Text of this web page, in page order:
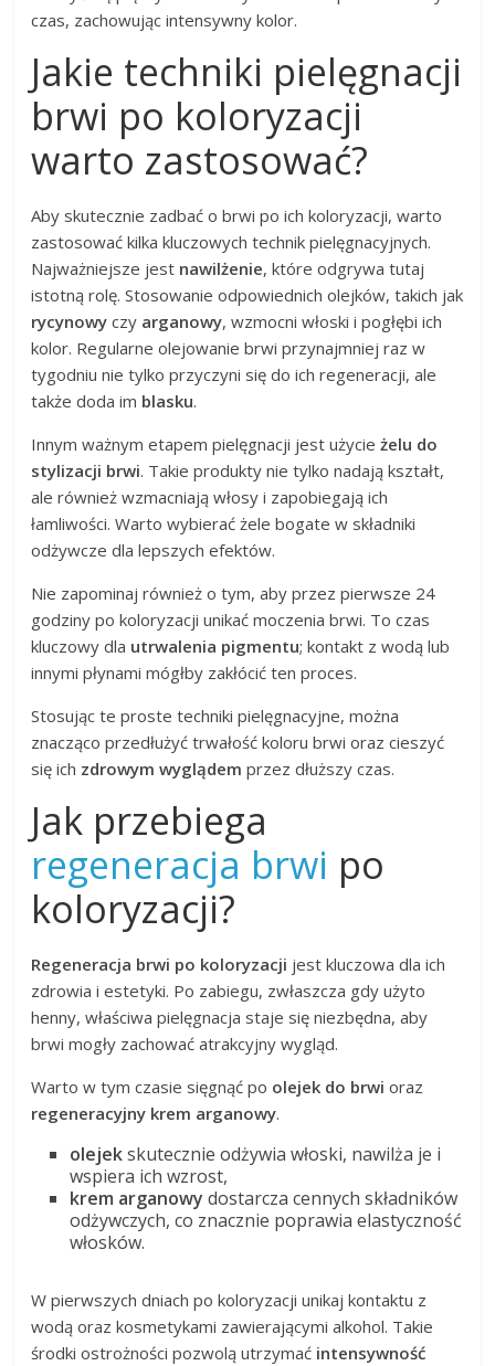
czas, zachowując intensywny kolor.
Jakie techniki pielęgnacji
brwi po koloryzacji
warto zastosować?
Aby skutecznie zadbać o brwi po ich koloryzacji, warto
zastosować kilka kluczowych technik pielęgnacyjnych.
Najważniejsze jest nawilżenie, które odgrywa tutaj
istotną rolę. Stosowanie odpowiednich olejków, takich jak
rycynowy czy arganowy, wzmocni włoski i pogłębi ich
kolor. Regularne olejowanie brwi przynajmniej raz w
tygodniu nie tylko przyczyni się do ich regeneracji, ale
także doda im blasku.
Innym ważnym etapem pielęgnacji jest użycieżelu do
stylizacji brwi. Takie produkty nie tylko nadają kształt,
ale również wzmacniają włosy i zapobiegają ich
łamliwości. Warto wybierać żele bogate w składniki
odżywcze dla lepszych efektów.
Nie zapominaj również o tym, aby przez pierwsze 24
godziny po koloryzacji unikać moczenia brwi. To czas
kluczowy dla utrwalenia pigmentu; kontakt z wodą lub
innymi płynami mógłby zakłócić ten proces.
Stosując te proste techniki pielęgnacyjne, można
znacząco przedłużyć trwałość koloru brwi oraz cieszyć
się ich zdrowym wyglądem przez dłuższy czas.
Jak przebiega
regeneracja brwi po
koloryzacji?
Regeneracja brwi po koloryzacji jest kluczowa dla ich
zdrowia i estetyki. Po zabiegu, zwłaszcza gdy użyto
henny, właściwa pielęgnacja staje się niezbędna, aby
brwi mogły zachować atrakcyjny wygląd.
Warto w tym czasie sięgnąć po olejek do brwi oraz
regeneracyjny krem arganowy.
olejekskutecznie odżywia włoski, nawilża je i
wspiera ich wzrost,
krem arganowy dostarcza cennych składników
odżywczych, co znacznie poprawia elastyczność
włosków.
W pierwszych dniach po koloryzacji unikaj kontaktu z
wodą oraz kosmetykami zawierającymi alkohol. Takie
środki ostrożności pozwolą utrzymać intensywność